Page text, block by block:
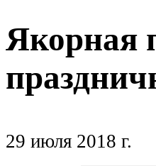
Якорная
29 июля 2018 г.